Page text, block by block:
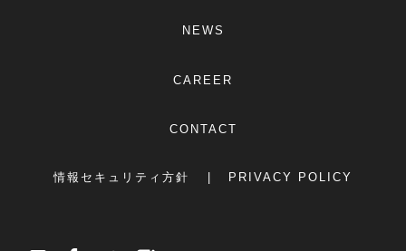
NEWS
CAREER
CONTACT
情報セキュリティ方針 PRIVACY POLICY